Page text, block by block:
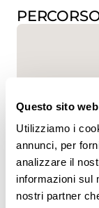
Questo sito
Utilizziamo i
annunci, per
analizzare il
informazioni sul
nostri partner